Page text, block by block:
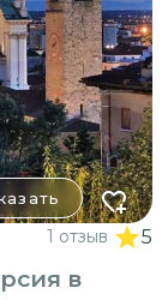
1 отзыв 5
в